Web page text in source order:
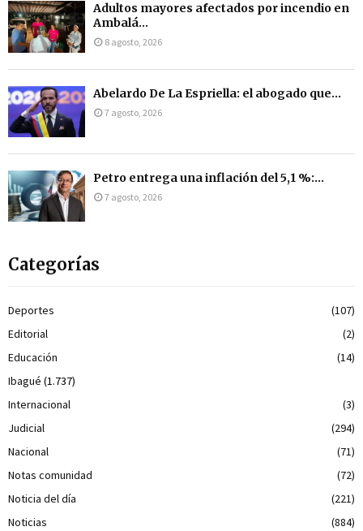
Adultos mayores afectados por incendio en
Ambalá...
8 agosto, 2026
Abelardo De La Espriella: el abogado que...
7 agosto, 2026
Petro entrega una inflación del 5,1 %:...
7 agosto, 2026
Categorías
Deportes
(107)
Editorial
(2)
Educación
(14)
Ibagué (1.737)
Internacional
(3)
Judicial
(294)
Nacional
(71)
Notas comunidad
(72)
Noticia del día
(221)
Noticias
(884)